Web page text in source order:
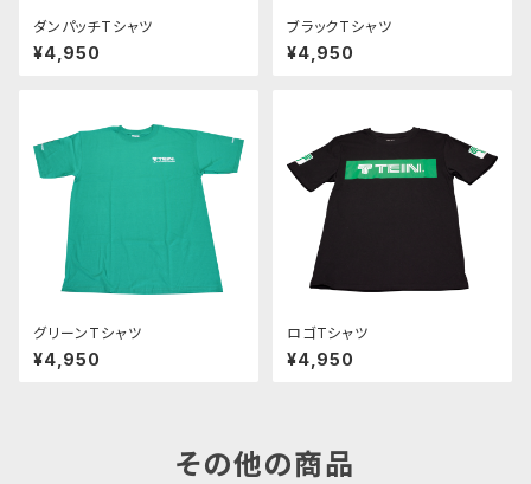
ダンパッチTシャツ
¥4,950
ブラックTシャツ
¥4,950
グリーンTシャツ
¥4,950
ロゴTシャツ
¥4,950
その他の商品